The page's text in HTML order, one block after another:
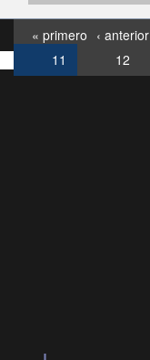
« primero ‹ anterior
11
12